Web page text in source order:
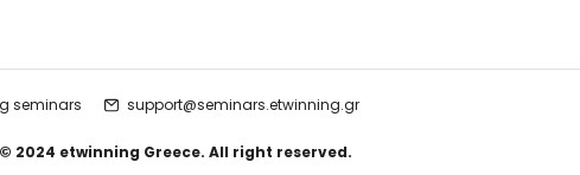
seminars support@seminars.etwinning.gr
2024 etwinning Greece. All right reserved.